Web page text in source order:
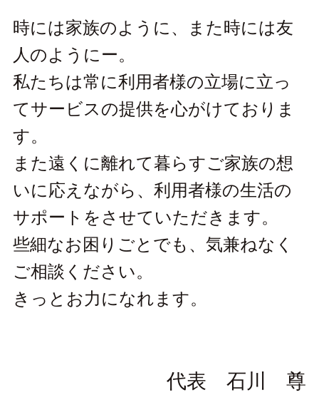
時には家族のように、また時には友
人のようにー。
私たちは常に利用者様の立場に立っ
てサービスの提供を心がけておりま
す。
また遠くに離れて暮らすご家族の想
いに応えながら、利用者様の生活の
サポートをさせていただきます。
些細なお困りごとでも、気兼ねなく
ご相談ください。
きっとお力になれます。
代表 石川 尊